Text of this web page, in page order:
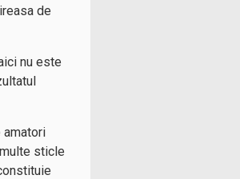
de
nu este
amatori
sticle